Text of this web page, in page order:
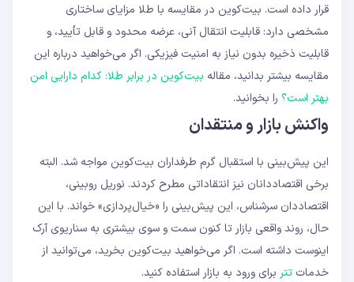
قرار داده است. بیت‌کوین در مقایسه با طلا مزایای ساختاری
مشخصی دارد: قابلیت انتقال آنی، عرضه محدود و قابل تأیید، و
قابلیت ذخیره بدون نیاز به امنیت فیزیکی. اگر می‌خواهید درباره این
مقایسه بیشتر بدانید، مقاله بیت‌کوین در برابر طلا: کدام دارایی امن
بهتر است؟ را بخوانید.
واکنش بازار و منتقدان
این پیش‌بینی با استقبال گرم طرفداران بیت‌کوین مواجه شد. البته
برخی اقتصاددانان نیز انتقاداتی مطرح کردند. نوریل روبینی،
اقتصاددان سرشناس، این پیش‌بینی را «خیال‌پردازی» خواند. با این
حال، روند واقعی بازار تا کنون سمت و سوی بیشتری به سناریوی آرک
اینوست داشته است. اگر می‌خواهید بیت‌کوین بخرید، می‌توانید از
خدمات تتر برای ورود به بازار استفاده کنید.